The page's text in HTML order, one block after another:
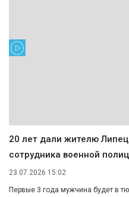
20 лет дали жителю
сотрудника военной
23.07.2026 15:02
Первые 3 года мужчина будет в